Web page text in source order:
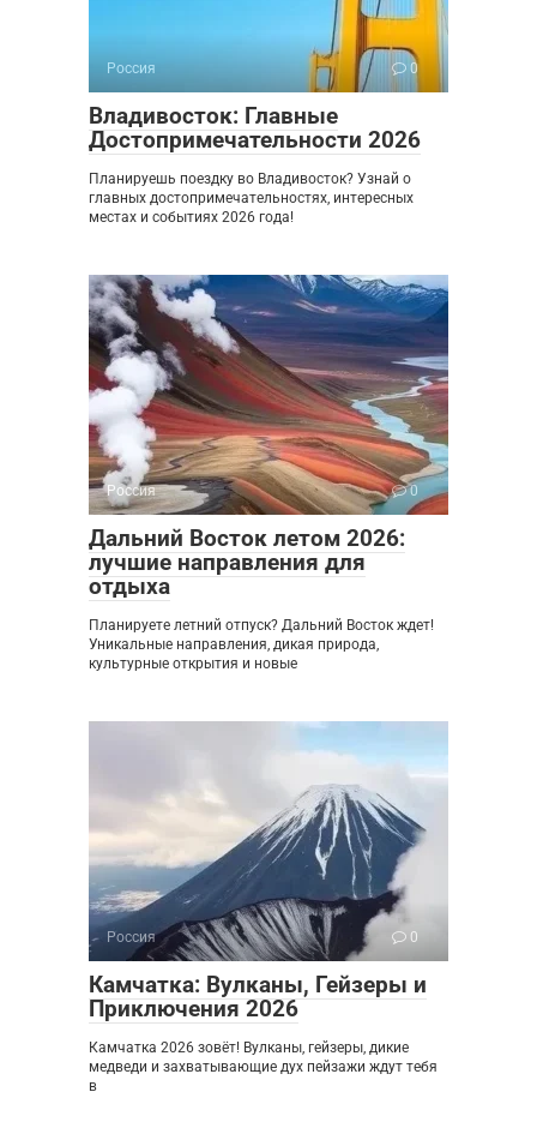
Россия 0
Владивосток: Главные
Достопримечательности 2026
Планируешь поездку во Владивосток? Узнай о
главных достопримечательностях, интересных
местах и событиях 2026 года!
Россия 0
Дальний Восток летом 2026:
лучшие направления для
отдыха
Планируете летний отпуск? Дальний Восток ждет!
Уникальные направления, дикая природа,
культурные открытия и новые
Россия 0
Камчатка: Вулканы, Гейзеры и
Приключения 2026
Камчатка 2026 зовёт! Вулканы, гейзеры, дикие
медведи и захватывающие дух пейзажи ждут тебя
в